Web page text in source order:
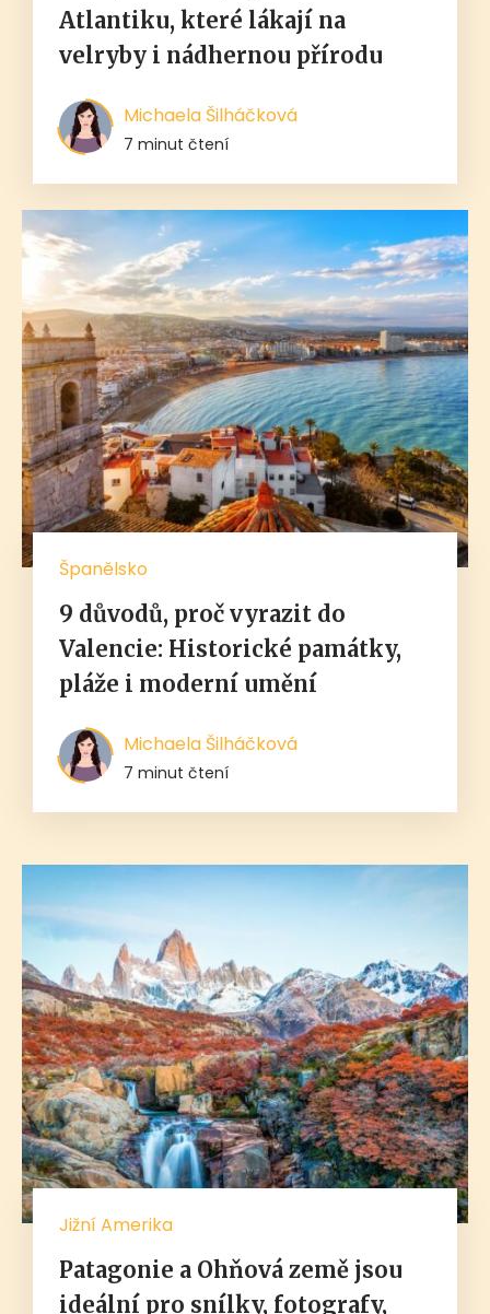
Atlantiku, které lákají na
velryby i nádhernou přírodu
Michaela Šilháčková
7 minut čtení
Španělsko
9 důvodů, proč vyrazit do
Valencie: Historické památky,
pláže i moderní umění
Michaela Šilháčková
7 minut čtení
Jižní Amerika
Patagonie a Ohňová země jsou
ideální pro snílky, fotografy,